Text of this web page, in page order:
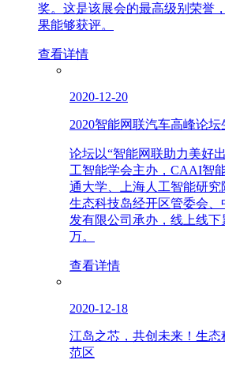
奖。这是该展会的最高级别荣誉
果能够获评。
查看详情
2020-12-20
2020智能网联汽车高峰论
论坛以“智能网联助力美好
工智能学会主办，CAAI智
通大学、上海人工智能研
生态科技岛经开区管委会
发有限公司承办，线上线下
万。
查看详情
2020-12-18
江岛之芯，共创未来！生
范区